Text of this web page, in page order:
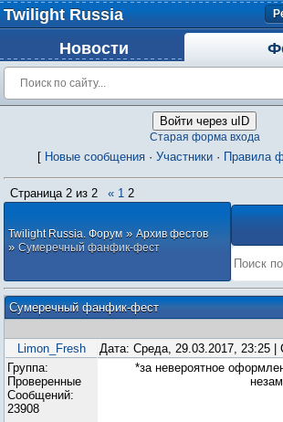
Twilight Russia
Новости
Войти через uID
Старая форма входа
[ Новые сообщения · Участники · Правила
Страница 2 из 2 « 1 2
Twilight Russia. Форум » Архив фестов
» Сумеречный фанфик-фест
Сумеречный фанфик-фест
Limon_Fresh Дата: Среда, 29.03.2017, 23:25
Группа:
Проверенные
Сообщений:
23908
*за невероятное